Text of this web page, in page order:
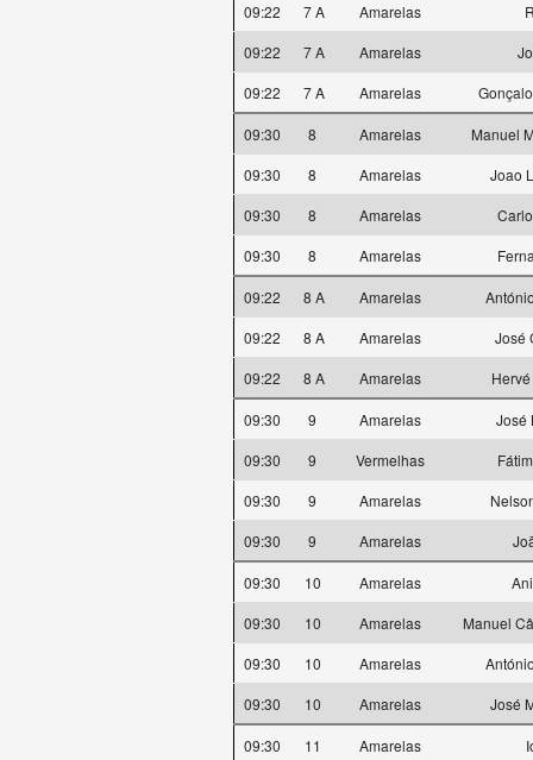
09:22
7 A Amarelas
09:22
7 A Amarelas
09:22
7 A Amarelas
09:30 8 Amarelas
Manuel
09:30
8 Amarelas
Joao
09:30
8 Amarelas
09:30
8 Amarelas
09:22 8 A Amarelas
09:22
8 A Amarelas
José
09:22
8 A Amarelas
09:30 9 Amarelas
José
09:30
9 Vermelhas
09:30
9 Amarelas
09:30
9 Amarelas
09:30 10 Amarelas
09:30
10 Amarelas
Manuel
09:30
10 Amarelas
09:30
10 Amarelas José
09:30 11 Amarelas